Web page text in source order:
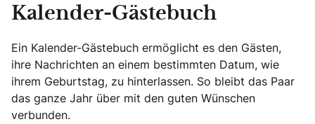
Kalender-Gästebuch
Ein Kalender-Gästebuch ermöglicht es den Gästen,
ihre Nachrichten an einem bestimmten Datum, wie
ihrem Geburtstag, zu hinterlassen. So bleibt das Paar
das ganze Jahr über mit den guten Wünschen
verbunden.